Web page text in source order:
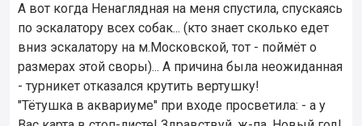
А вот когда Ненаглядная на меня спустила, спускаясь
по эскалатору всех собак... (кто знает сколько едет
вниз эскалатору на м.Московской, тот - поймёт о
размерах этой своры)... А причина была неожиданная
- турникет отказался крутить вертушку!
"Тётушка в аквариуме" при входе просветила: - а у